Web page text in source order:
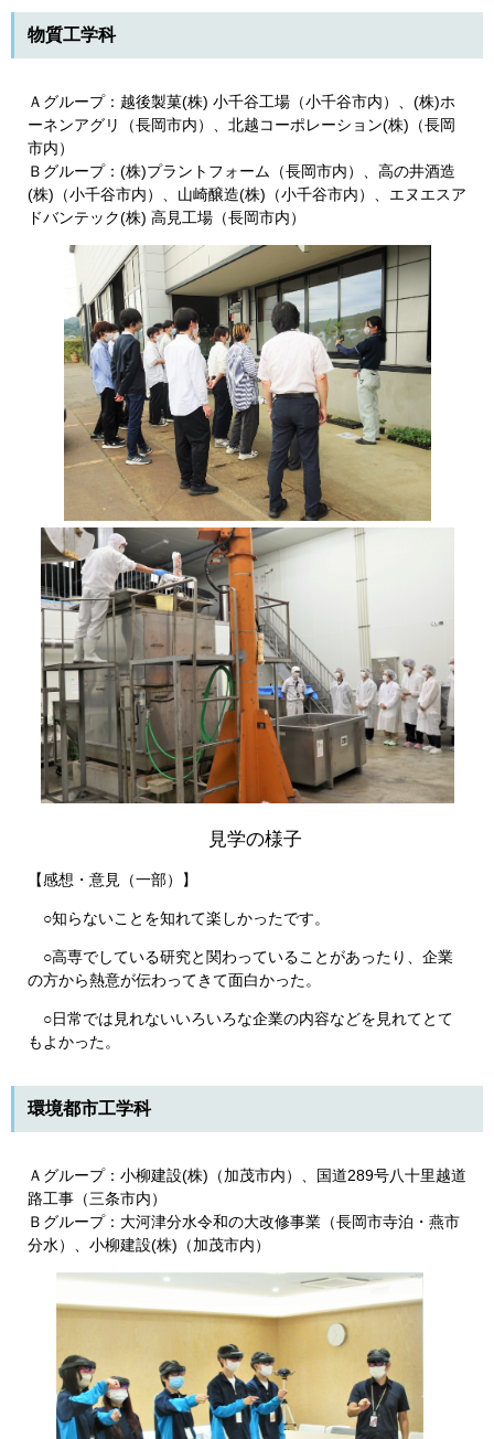
物質工学科
Ａグループ：越後製菓(株) 小千谷工場（小千谷市内） 、(株)ホ
ーネンアグリ（長岡市内）、北越コーポレーション(株)（長岡
市内）
Ｂグループ：(株)プラントフォーム（長岡市内） 、高の井酒造
(株)（小千谷市内）、山崎醸造(株)（小千谷市内）、エヌエスア
ドバンテック(株) 高見工場（長岡市内）
見学の様子
【感想・意見（一部）】
○知らないことを知れて楽しかったです。
○高専でしている研究と関わっていることがあったり、企業
の方から熱意が伝わってきて面白かった。
○日常では見れないいろいろな企業の内容などを見れてとて
もよかった。
環境都市工学科
Ａグループ： 小柳建設(株)（加茂市内）、国道289号八十里越道
路工事（三条市内）
Ｂグループ：大河津分水令和の大改修事業 （長岡市寺泊・燕市
分水）、小柳建設(株)（加茂市内）